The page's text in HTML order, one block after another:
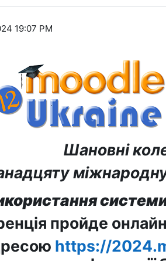
19:07 PM
Шановні
пройде онлайн
https://